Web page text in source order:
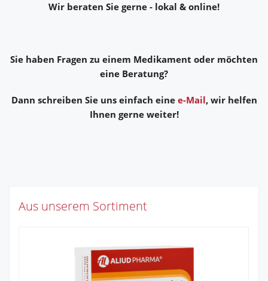
Wir beraten Sie gerne - lokal & online!
Sie haben Fragen zu einem Medikament oder möchten
eine Beratung?
Dann schreiben Sie uns einfach eine e-Mail, wir helfen
Ihnen gerne weiter!
Aus unserem Sortiment